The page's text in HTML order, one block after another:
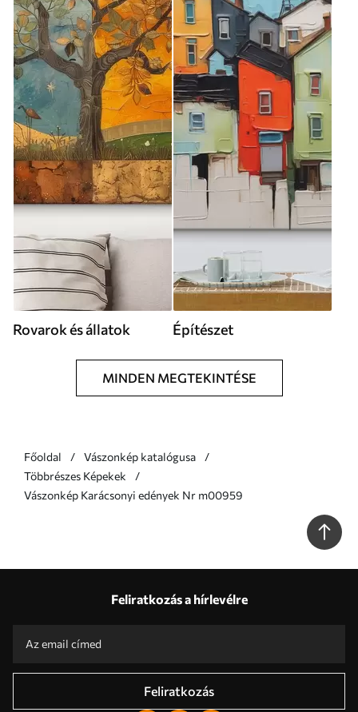
Rovarok és állatok Építészet
MINDEN MEGTEKINTÉSE
Főoldal
Vászonkép katalógusa
Többrészes Képekek
Vászonkép Karácsonyi edények Nr m00959
Feliratkozás a hírlevélre
Feliratkozás